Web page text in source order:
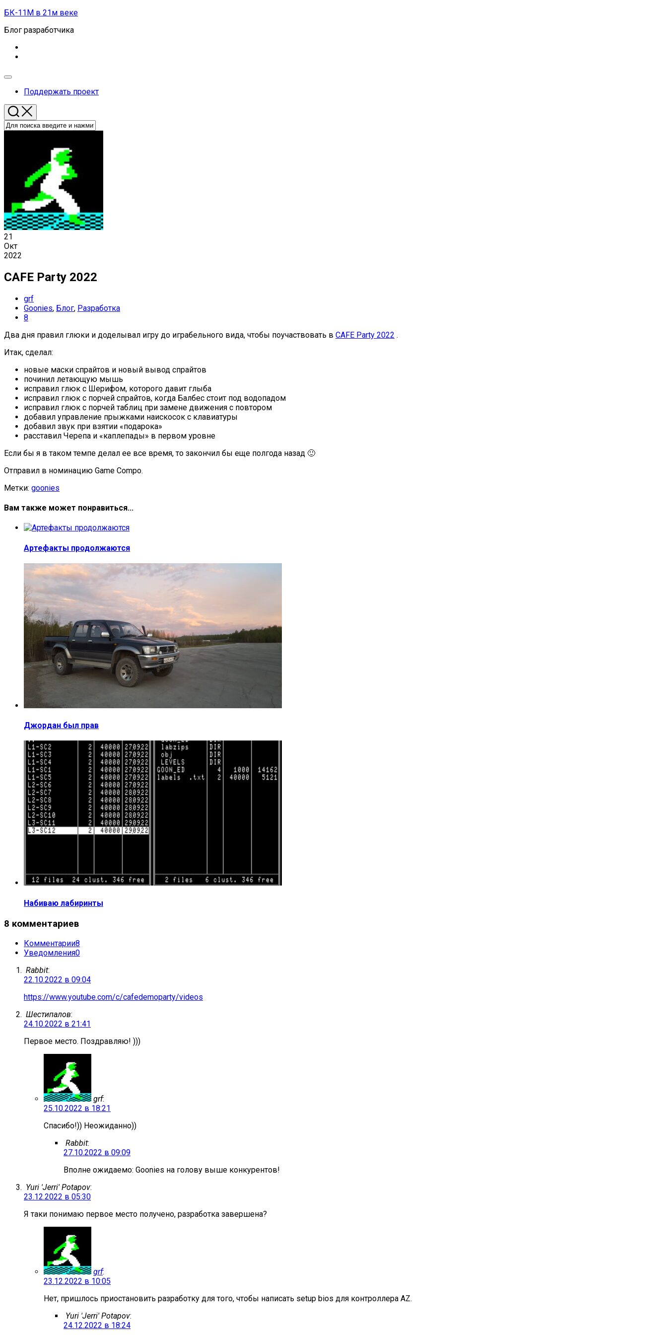
Перейти
содержанию
БК-11М в 21м веке
Блог разработчика
Развернуть
Поддержать проект
21
Окт
2022
CAFE Party 2022
grf
Goonies, Блог, Разработка
8
Два дня правил глюки и доделывал игру до играбельного вида, чтобы поучаствовать в CAFE Party 2022 .
Итак, сделал:
новые маски спрайтов и новый вывод спрайтов
починил летающую мышь
исправил глюк с Шерифом, которого давит глыба
исправил глюк с порчей спрайтов, когда Балбес стоит под водопадом
исправил глюк с порчей таблиц при замене движения с повтором
добавил управление прыжками наискосок с клавиатуры
добавил звук при взятии «подарока»
расставил Черепа и «каплепады» в первом уровне
Если бы я в таком темпе делал ее все время, то закончил бы еще полгода назад 🙂
Отправил в номинацию Game Compo.
Метки: goonies
Вам также может понравиться...
Артефакты продолжаются
Джордан был прав
Набиваю лабиринты
8 комментариев
Комментарии8
Уведомления0
Rabbit:
22.10.2022 в 09:04
https://www.youtube.com/c/cafedemoparty/videos
Шестипалов:
24.10.2022 в 21:41
Первое место. Поздравляю! )))
grf:
25.10.2022 в 18:21
Спасибо!)) Неожиданно))
Rabbit:
27.10.2022 в 09:09
Вполне ожидаемо: Goonies на голову выше конкурентов!
Yuri 'Jerri' Potapov:
23.12.2022 в 05:30
Я таки понимаю первое место получено, разработка завершена?
grf:
23.12.2022 в 10:05
Нет, пришлось приостановить разработку для того, чтобы написать setup bios для контроллера AZ.
Yuri 'Jerri' Potapov:
24.12.2022 в 18:24